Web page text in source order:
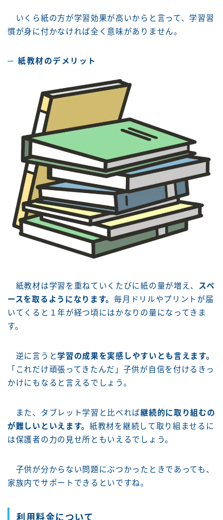
いくら紙の方が学習効果が高いからと言って、学習習
慣が身に付かなければ全く意味がありません。
紙教材のデメリット
紙教材は学習を重ねていくたびに紙の量が増え、
スペ
ースを取るようになります。毎月ドリルやプリントが届
いてくると１年が経つ頃にはかなりの量になってきま
す。
逆に言うと学習の成果を実感しやすいとも言えます。
「これだけ頑張ってきたんだ」子供が自信を付けるきっ
かけにもなると言えるでしょう。
また、タブレット学習と比べれば継続的に取り組むの
が難しいといえます。 紙教材を継続して取り組ませるに
は保護者の力の見せ所ともいえるでしょう。
子供が分からない問題にぶつかったときであっても、
家族内でサポートできるといですね。
利用料金について